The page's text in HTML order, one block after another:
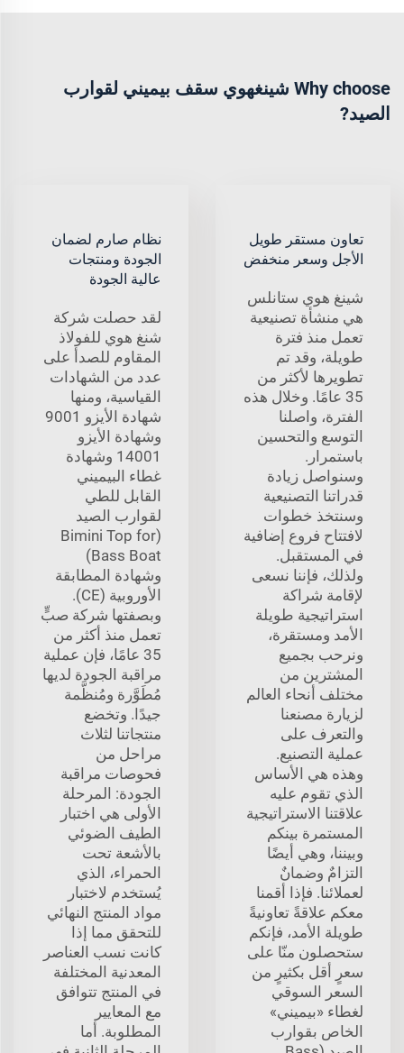
Why choose شينغهوي سقف بيميني لقوارب
الصيد?
تعاون مستقر طويل
الأجل وسعر منخفض
شينغ هوي ستانلس
هي منشأة تصنيعية
تعمل منذ فترة
طويلة، وقد تم
تطويرها لأكثر من
35 عامًا. وخلال هذه
الفترة، واصلنا
التوسع والتحسين
باستمرار.
وسنواصل زيادة
قدراتنا التصنيعية
وسنتخذ خطوات
لافتتاح فروع إضافية
في المستقبل.
ولذلك، فإننا نسعى
لإقامة شراكة
استراتيجية طويلة
الأمد ومستقرة،
ونرحب بجميع
المشترين من
مختلف أنحاء العالم
لزيارة مصنعنا
والتعرف على
عملية التصنيع.
وهذه هي الأساس
الذي تقوم عليه
علاقتنا الاستراتيجية
المستمرة بينكم
وبيننا، وهي أيضًا
التزامٌ وضمانٌ
لعملائنا. فإذا أقمنا
معكم علاقةً تعاونيةً
طويلة الأمد، فإنكم
ستحصلون منّا على
سعرٍ أقل بكثيرٍ من
السعر السوقي
لغطاء «بيميني»
الخاص بقوارب
نظام صارم لضمان
الجودة ومنتجات
عالية الجودة
لقد حصلت شركة
شنغ هوي للفولاذ
المقاوم للصدأ على
عدد من الشهادات
القياسية، ومنها
شهادة الأيزو 9001
وشهادة الأيزو
14001 وشهادة
غطاء البيميني
القابل للطي
لقوارب الصيد
(Bimini Top for
Bass Boat)
وشهادة المطابقة
الأوروبية (CE).
وبصفتها شركة صبٍّ
تعمل منذ أكثر من
35 عامًا، فإن عملية
مراقبة الجودة لديها
مُطَوَّرة ومُنظَّمة
جيدًا. وتخضع
منتجاتنا لثلاث
مراحل من
فحوصات مراقبة
الجودة: المرحلة
الأولى هي اختبار
الطيف الضوئي
بالأشعة تحت
الحمراء، الذي
يُستخدم لاختبار
مواد المنتج النهائي
للتحقق مما إذا
كانت نسب العناصر
المعدنية المختلفة
في المنتج تتوافق
مع المعايير
المطلوبة. أما